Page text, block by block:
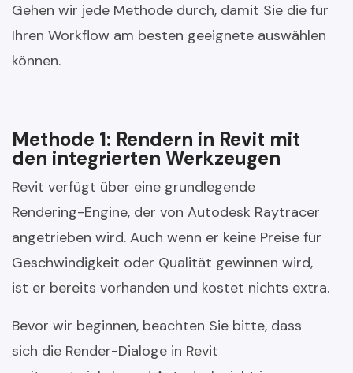
Gehen wir jede Methode durch, damit Sie die für
Ihren Workflow am besten geeignete auswählen
können.
Methode 1: Rendern in Revit mit
den integrierten Werkzeugen
Revit verfügt über eine grundlegende
Rendering-Engine, der von Autodesk Raytracer
angetrieben wird. Auch wenn er keine Preise für
Geschwindigkeit oder Qualität gewinnen wird,
ist er bereits vorhanden und kostet nichts extra.
Bevor wir beginnen, beachten Sie bitte, dass
sich die Render-Dialoge in Revit